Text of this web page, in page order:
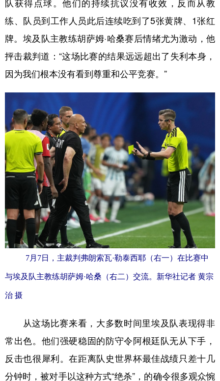
辽宁 吉林 上海 江苏
浙江 安徽 福建 江西
山东 河南 湖北 湖南
广东 广西 海南
四川
陕西 甘肃
新疆 内蒙古 黑龙江
多语种频道
English Español Français عربى
Русский язык 日本語 한국어
Deutsch Português
队获得点球。他们的持续抗议没有收效，反而从教
练、队员到工作人员此后连续吃到了5张黄牌、1张红
牌。埃及队主教练胡萨姆·哈桑赛后情绪尤为激动，他
抨击裁判道：“这场比赛的结果远远超出了失利本身，
因为我们根本没有看到尊重和公平竞赛。”
7月7日，主裁判弗朗索瓦·勒泰西耶（右一）在比赛中
与埃及队主教练胡萨姆·哈桑（右二）交流。新华社记者 黄宗
治 摄
从这场比赛来看，大多数时间里埃及队表现得非
常出色。他们强硬稳固的防守令阿根廷队无从下手，
反击也很犀利。在距离队史世界杯最佳战绩只差十几
分钟时，被对手以这种方式“绝杀”，的确令很多观众惋